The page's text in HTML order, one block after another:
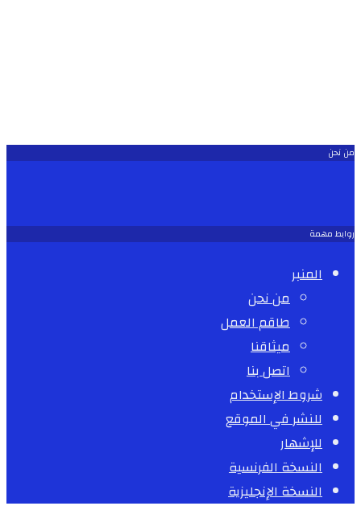
من نحن
روابط مهمة
المنبر
من نحن
طاقم العمل
ميثاقنا
اتصل بنا
شروط الإستخدام
للنشر في الموقع
للإشهار
النسخة الفرنسية
النسخة الإنجليزية